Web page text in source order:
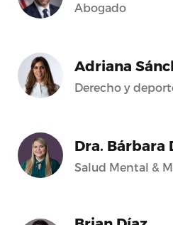
Abogado
Adriana
Derecho y
Dra. Bárbara
Salud Mental &